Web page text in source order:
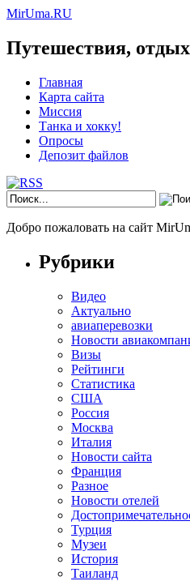
MirUma.RU
Путешествия,
Главная
Карта сайта
Миссия
Танка и хокку!
Опросы
Депозит файлов
Добро пожаловать на сайт
Рубрики
Видео
Актуально
авиаперевозки
Новости
Визы
Рейтинги
Статистика
США
Россия
Москва
Италия
Новости сайта
Франция
Разное
Новости отелей
Турция
Музеи
История
Таиланд